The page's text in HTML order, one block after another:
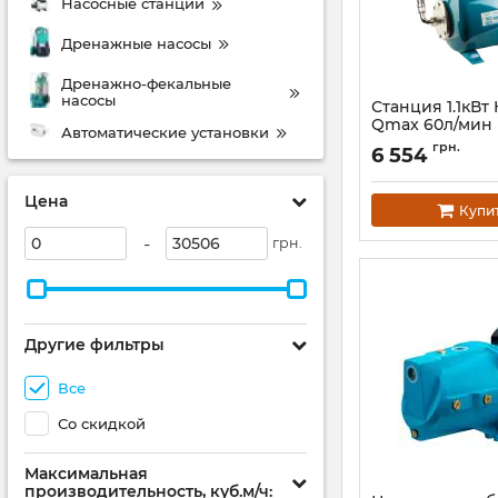
Дренажные насосы
Дренажно-фекальные
насосы
Автоматические установки
Цена
- грн.
Другие фильтры
Все
Со скидкой
Максимальная
производительность, куб.м/ч:
Станция
Qmax 60л/мин
нерж) 24л
JETSa100A5/
Артикул:
6 554 грн.